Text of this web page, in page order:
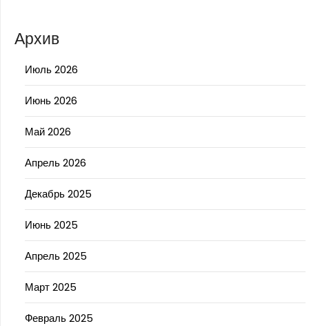
Архив
Июль 2026
Июнь 2026
Май 2026
Апрель 2026
Декабрь 2025
Июнь 2025
Апрель 2025
Март 2025
Февраль 2025